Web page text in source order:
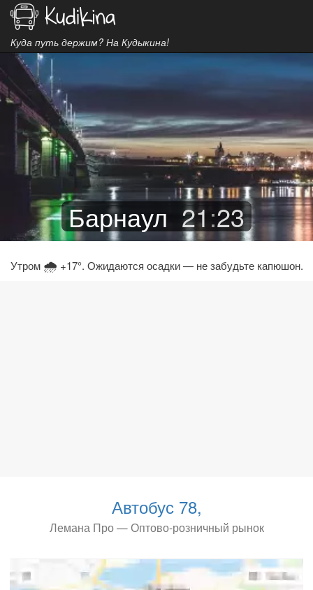
Куда путь держим? На Кудыкина!
Барнаул 21:23
Утром 🌧 +17°. Ожидаются осадки — не забудьте капюшон.
Автобус 78,
Лемана Про — Оптово-розничный рынок